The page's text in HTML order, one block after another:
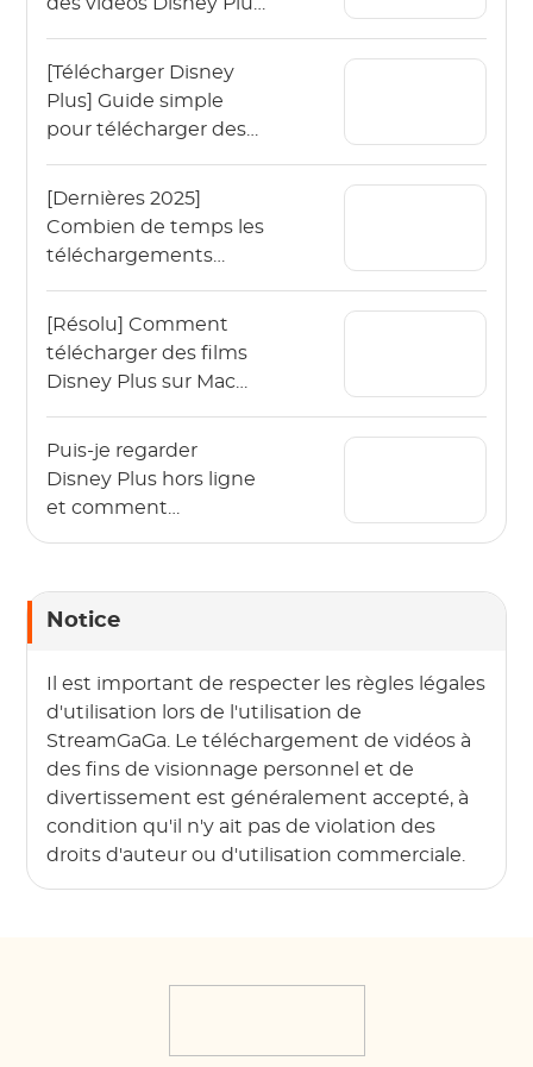
des vidéos Disney Plus
[Télécharger Disney
Plus] Guide simple
pour télécharger des
[Dernières 2025]
Combien de temps les
téléchargements
?
[Résolu] Comment
télécharger des films
Disney Plus sur Mac
ligne ?
Puis-je regarder
Disney Plus hors ligne
et comment
Notice
Il est important de respecter les règles légales
d'utilisation lors de l'utilisation de
StreamGaGa. Le téléchargement de vidéos à
des fins de visionnage personnel et de
divertissement est généralement accepté, à
condition qu'il n'y ait pas de violation des
droits d'auteur ou d'utilisation commerciale.